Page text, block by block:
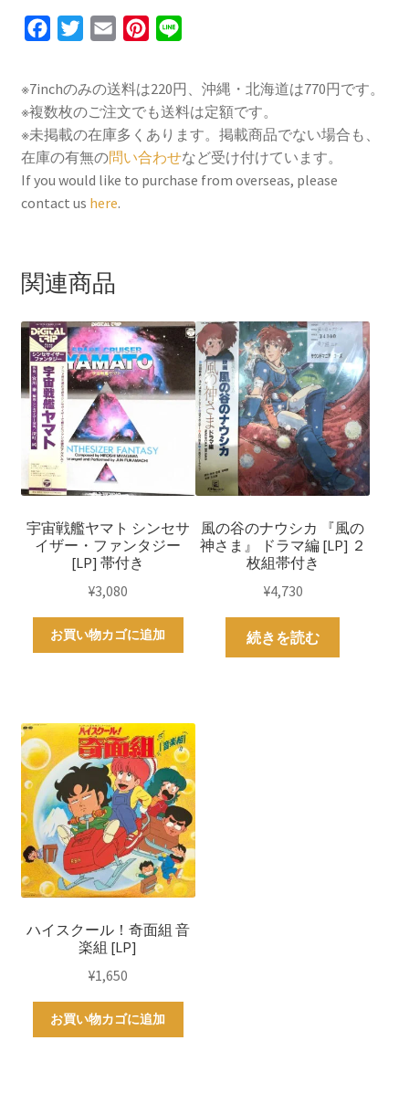
e
b
o
o
k
t
t
e
r
a
i
l
t
e
r
e
n
e
※7inchのみの送料は220円、沖縄・北海道は770円です。
※複数枚のご注文でも送料は定額です。
※未掲載の在庫多くあります。掲載商品でない場合も、
在庫の有無の問い合わせなど受け付けています。
If you would like to purchase from overseas, please
contact us here.
関連商品
宇宙戦艦ヤマト シンセサ
イザー・ファンタジー
[LP] 帯付き
¥3,080
お買い物カゴに追加
風の谷のナウシカ 『風の
神さま』 ドラマ編 [LP] ２
枚組帯付き
¥4,730
続きを読む
ハイスクール！奇面組 音
楽組 [LP]
¥1,650
お買い物カゴに追加